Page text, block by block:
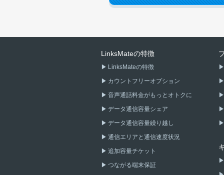
LinksMateの特徴
LinksMateの特徴
カウントフリーオプション
音声通話料金がもっとオトクに
データ通信容量シェア
データ通信容量繰り越し
通信エリアと通信速度状況
追加容量チケット
つながる端末保証